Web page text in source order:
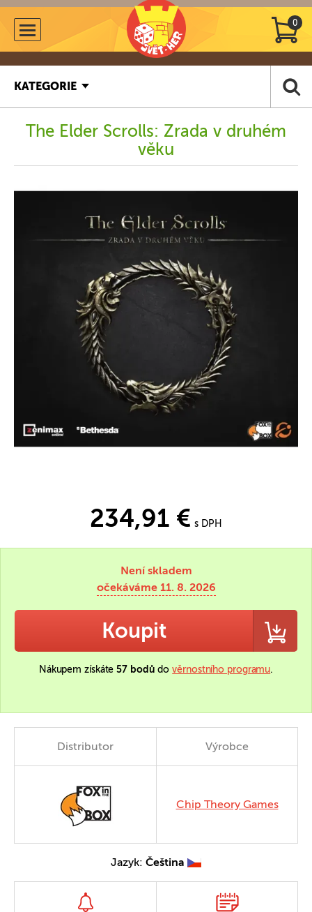
0
KATEGORIE
The Elder Scrolls: Zrada v druhém
věku
234,91 € s DPH
Není skladem
očekáváme 11. 8. 2026
Koupit
Nákupem získáte57 bodů dověrnostního programu.
Distributor Výrobce
Chip Theory Games
Jazyk: Čeština